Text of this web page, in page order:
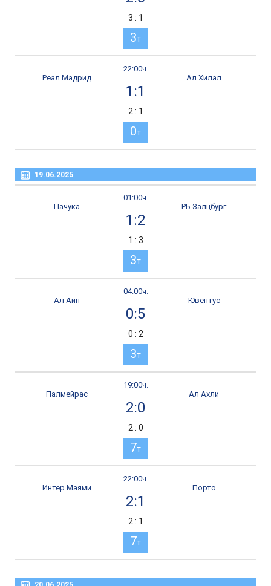
3 : 1
3т
22:00ч.
Реал Мадрид
1:1
Ал Хилал
2 : 1
0т
19.06.2025
01:00ч.
Пачука
1:2
РБ Залцбург
1 : 3
3т
04:00ч.
Ал Аин
0:5
Ювентус
0 : 2
3т
19:00ч.
Палмейрас
2:0
Ал Ахли
2 : 0
7т
22:00ч.
Интер Маями
2:1
Порто
2 : 1
7т